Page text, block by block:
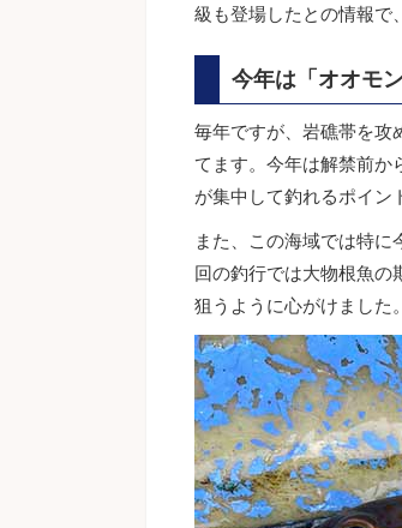
級も登場したとの情報で
今年は「オオモ
毎年ですが、岩礁帯を攻
てます。今年は解禁前か
が集中して釣れるポイン
また、この海域では特
回の釣行では大物根魚
狙うように心がけました。